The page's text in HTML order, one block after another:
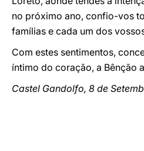
no próximo ano, confio-vos
famílias e cada um dos
Com estes sentimentos,
íntimo do coração, a Bênção
Castel Gandolfo, 8 de